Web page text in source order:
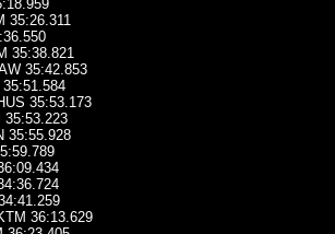
35:26.311
35:38.821
35:42.853
35:53.173
35:53.223
35:55.928
36:13.629